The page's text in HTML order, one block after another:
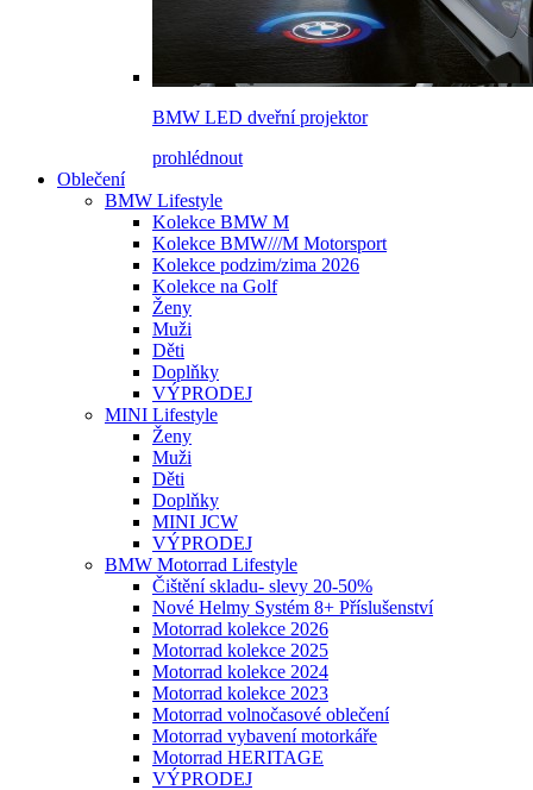
BMW LED dveřní projektor
prohlédnout
Oblečení
BMW Lifestyle
Kolekce BMW M
Kolekce BMW///M Motorsport
Kolekce podzim/zima 2026
Kolekce na Golf
Ženy
Muži
Děti
Doplňky
VÝPRODEJ
MINI Lifestyle
Ženy
Muži
Děti
Doplňky
MINI JCW
VÝPRODEJ
BMW Motorrad Lifestyle
Čištění skladu- slevy 20-50%
Nové Helmy Systém 8+ Příslušenství
Motorrad kolekce 2026
Motorrad kolekce 2025
Motorrad kolekce 2024
Motorrad kolekce 2023
Motorrad volnočasové oblečení
Motorrad vybavení motorkáře
Motorrad HERITAGE
VÝPRODEJ